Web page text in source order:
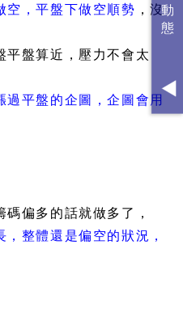
空，平盤下做空順勢 ，沒
平盤算近，壓力不會太
過平盤的企圖，企圖會用
偏多的話就做多了，
整體還是偏空的狀況，